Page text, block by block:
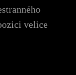
velice